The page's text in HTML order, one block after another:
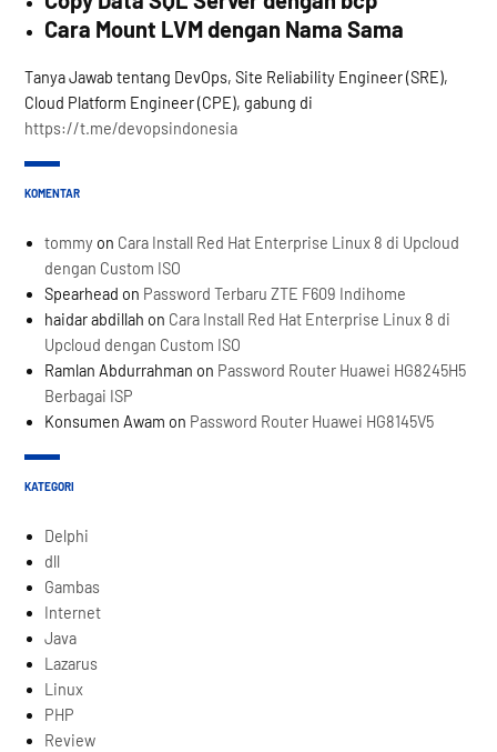
Cara Mount LVM dengan Nama Sama
Tanya Jawab tentang DevOps, Site Reliability Engineer (SRE),
Cloud Platform Engineer (CPE), gabung di
https://t.me/devopsindonesia
KOMENTAR
tommy on Cara Install Red Hat Enterprise Linux 8 di Upcloud
dengan Custom ISO
Spearhead on Password Terbaru ZTE F609 Indihome
haidar abdillah on Cara Install Red Hat Enterprise Linux 8 di
Upcloud dengan Custom ISO
Ramlan Abdurrahman on Password Router Huawei HG8245H5
Berbagai ISP
Konsumen Awam on Password Router Huawei HG8145V5
KATEGORI
Delphi
dll
Gambas
Internet
Java
Lazarus
Linux
PHP
Review